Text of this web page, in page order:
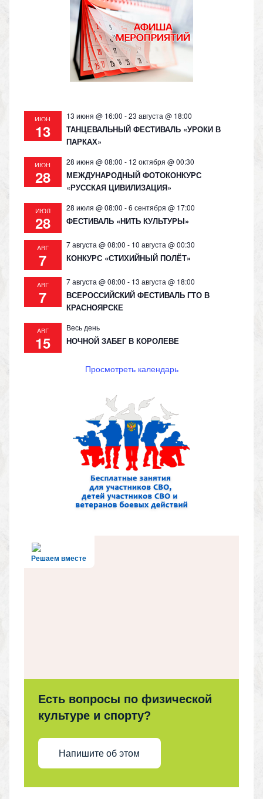
kl
as
s
ni
ki
a
m
A
p
p
Li
n
k
ИЮН
13
13 июня @ 16:00 -23 августа @ 18:00
ТАНЦЕВАЛЬНЫЙ ФЕСТИВАЛЬ «УРОКИ В
ПАРКАХ»
ИЮН
28
28 июня @ 08:00 - 12 октября @ 00:30
МЕЖДУНАРОДНЫЙ ФОТОКОНКУРС
«РУССКАЯ ЦИВИЛИЗАЦИЯ»
ИЮЛ
28
28 июля @ 08:00 -6 сентября @ 17:00
ФЕСТИВАЛЬ «НИТЬ КУЛЬТУРЫ»
АВГ
7
7 августа @ 08:00 - 10 августа @ 00:30
КОНКУРС «СТИХИЙНЫЙ ПОЛЁТ»
АВГ
7
7 августа @ 08:00 - 13 августа @ 18:00
ВСЕРОССИЙСКИЙ ФЕСТИВАЛЬ ГТО В
КРАСНОЯРСКЕ
АВГ
15
Весь день
НОЧНОЙ ЗАБЕГ В КОРОЛЕВЕ
Просмотреть календарь
Решаем вместе
Есть вопросы по физической
культуре и спорту?
Напишите об этом